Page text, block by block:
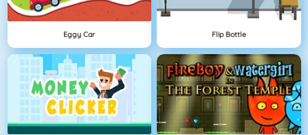
Eggy Car Flip Bottle